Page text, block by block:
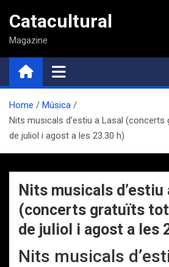
contenido
Catacultural
Magazine
Home
Música
Nits musicals d’estiu a Lasal
de juliol i agost a les 23.30 h)
Nits musicals d’estiu
(concerts gratuïts
de juliol i agost a les
Nits musicals